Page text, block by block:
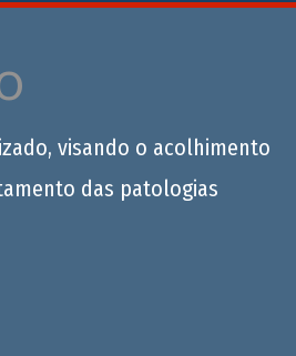
visando o acolhimento
das patologias